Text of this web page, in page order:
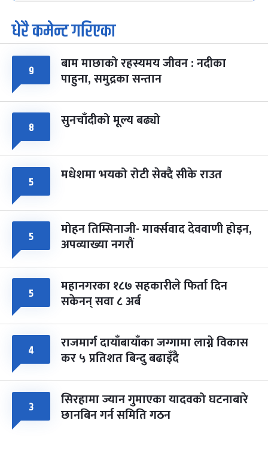
७
आइत
पूर्णिमा व्रत
चैत्र ७, २०८३-Mar 21, 2027
८
सोम
फागुपूर्णिमा
चैत्र ८, २०८३-Mar 22, 2027
७ महिना बाँकी
धेरै कमेन्ट गरिएका
९ बाम माछाको रहस्यमय जीवन : नदीका
पाहुना, समुद्रका सन्तान
८ सुनचाँदीको मूल्य बढ्यो
५ मधेशमा भयको रोटी सेक्दै सीके राउत
५ मोहन तिम्सिनाजी- मार्क्सवाद देववाणी होइन,
अपव्याख्या नगरौं
५ महानगरका १८७ सहकारीले फिर्ता दिन
सकेनन् सवा ८ अर्ब
४ राजमार्ग दायाँबायाँका जग्गामा लाग्ने विकास
कर ५ प्रतिशत बिन्दु बढाइँदै
३ सिरहामा ज्यान गुमाएका यादवको घटनाबारे
छानबिन गर्न समिति गठन